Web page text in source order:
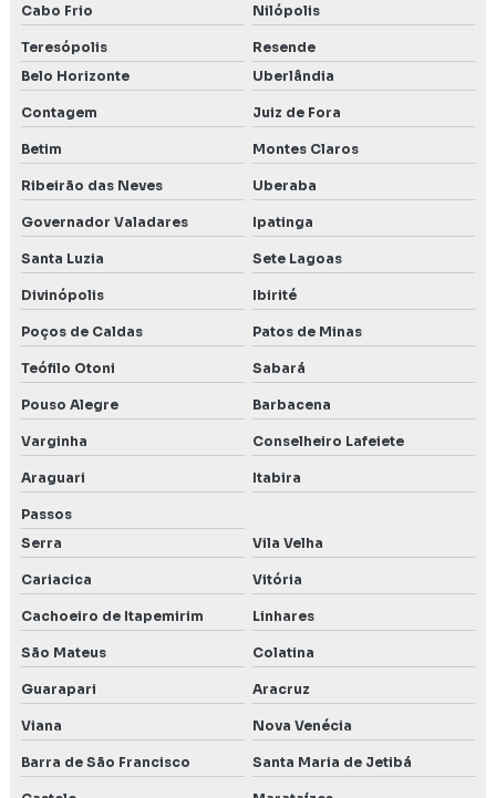
Inventário florestal de eucalipto
Inventário florestal nacional
Inventário florestal de nativas
Inventário florestal preço
Investigação de passivo
Investigação de passivo ambiental
Investigação de passivo ambiental em postos de
combustíveis
Levantamento de fauna
Levantamento de fauna e flora
Levantamento de fauna para licenciamento ambiental
Levantamento de fauna para licenciamento em Lagoa
Santa
Levantamento de flora
Levantamento de meio biótico
Levantamento monitoramento e resgate de fauna
Licença de operação ambiental
Cabo Frio Nilópolis
Teresópolis
Resende
Belo Horizonte
Uberlândia
Contagem Juiz de Fora
Betim Montes Claros
Ribeirão das Neves Uberaba
Governador Valadares Ipatinga
Santa Luzia Sete Lagoas
Divinópolis Ibirité
Poços de Caldas Patos de Minas
Teófilo Otoni Sabará
Pouso Alegre Barbacena
Varginha Conselheiro Lafeiete
Araguari Itabira
Passos
Serra
Vila Velha
Cariacica Vitória
Cachoeiro de Itapemirim Linhares
São Mateus Colatina
Guarapari Aracruz
Viana Nova Venécia
Barra de São Francisco Santa Maria de Jetibá